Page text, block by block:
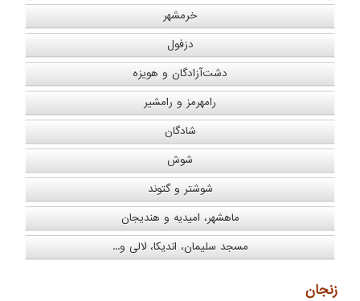
خرمشهر
دزفول
دشت‌آزادگان و هویزه
رامهرمز و رامشیر
شادگان
شوش
شوشتر و گتوند
ماهشهر، امیدیه و هندیجان
مسجد سلیمان، اندیکا، لالی و...
زنجان